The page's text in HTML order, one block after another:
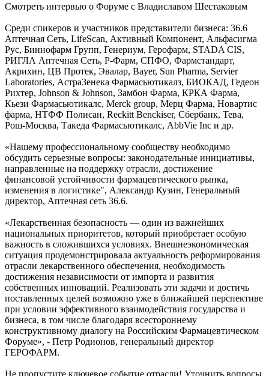
Смотреть интервью о Форуме с Владиславом Шестаковым
Среди спикеров и участников представители бизнеса: 36.6
Аптечная Сеть, LifeScan, Активный Компонент, Альфасигма
Рус, Биннофарм Групп, Генериум, Герофарм, STADA CIS,
РИГЛА Аптечная Сеть, Р-Фарм, СПФО, Фармстандарт,
Акрихин, ЦВ Протек, Эвалар, Bayer, Sun Pharma, Servier
Laboratories, АстраЗенека Фармасьютикалз, БИОКАД, Гедеон
Рихтер, Johnson & Johnson, Замбон Фарма, КРКА Фарма,
Кьези Фармасьютикалс, Merck group, Мерц Фарма, Новартис
фарма, НТФФ Полисан, Reckitt Benckiser, Сбербанк, Тева,
Рош-Москва, Такеда Фармасьютикалс, AbbVie Inc и др.
«Нашему профессиональному сообществу необходимо
обсудить серьезные вопросы: законодательные инициативы,
направленные на поддержку отрасли, достижение
финансовой устойчивости фармацевтического рынка,
изменения в логистике", Александр Кузин, Генеральный
директор, Аптечная сеть 36.6.
«Лекарственная безопасность — один из важнейших
национальных приоритетов, который приобретает особую
важность в сложившихся условиях. Внешнеэкономическая
ситуация продемонстрировала актуальность реформирования
отрасли лекарственного обеспечения, необходимость
достижения независимости от импорта и развития
собственных инноваций. Реализовать эти задачи и достичь
поставленных целей возможно уже в ближайшей перспективе
при условии эффективного взаимодействия государства и
бизнеса, в том числе благодаря всестороннему
конструктивному диалогу на Российским Фармацевтическом
Форуме», - Петр Родионов, генеральный директор
ГЕРОФАРМ.
Не пропустите ключевое событие отрасли! Уточнить вопросы